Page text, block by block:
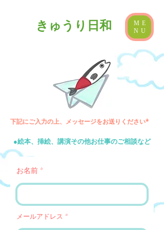
きゅうり日和
ME
NU
下記にご入力の上、メッセージをお送りください*
​●絵本、挿絵、講演その他お仕事のご相談など
お名前
メールアドレス